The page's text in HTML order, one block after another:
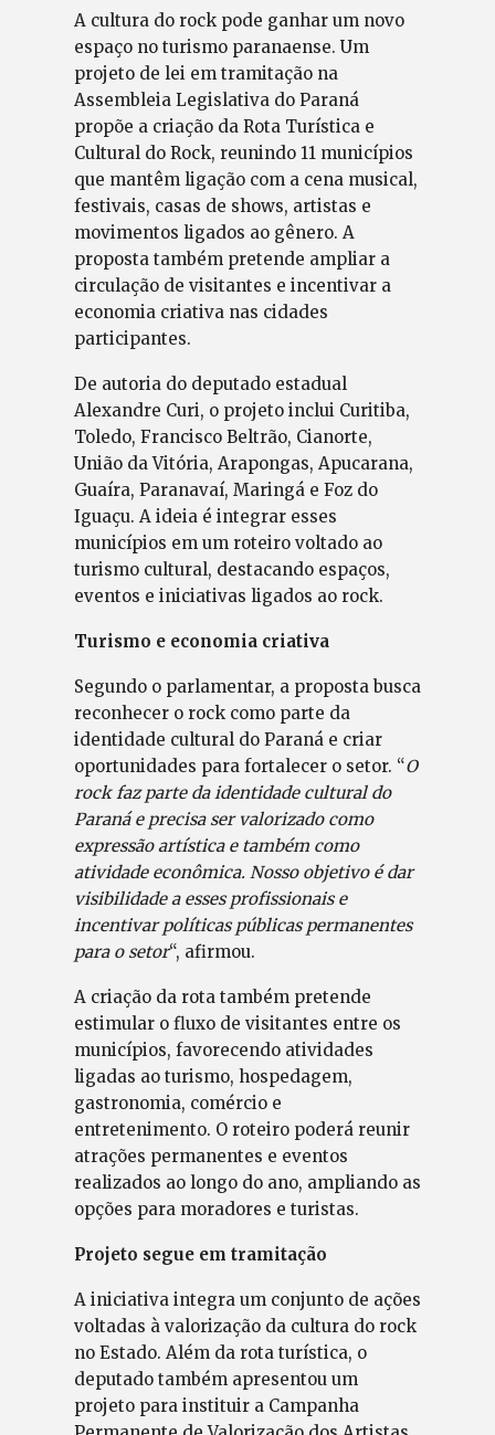
A cultura do rock pode ganhar um novo
espaço no turismo paranaense. Um
projeto de lei em tramitação na
Assembleia Legislativa do Paraná
propõe a criação da Rota Turística e
Cultural do Rock, reunindo 11 municípios
que mantêm ligação com a cena musical,
festivais, casas de shows, artistas e
movimentos ligados ao gênero. A
proposta também pretende ampliar a
circulação de visitantes e incentivar a
economia criativa nas cidades
participantes.
De autoria do deputado estadual
Alexandre Curi, o projeto inclui Curitiba,
Toledo, Francisco Beltrão, Cianorte,
União da Vitória, Arapongas, Apucarana,
Guaíra, Paranavaí, Maringá e Foz do
Iguaçu. A ideia é integrar esses
municípios em um roteiro voltado ao
turismo cultural, destacando espaços,
eventos e iniciativas ligados ao rock.
Turismo e economia criativa
Segundo o parlamentar, a proposta busca
reconhecer o rock como parte da
identidade cultural do Paraná e criar
oportunidades para fortalecer o setor. “O
rock faz parte da identidade cultural do
Paraná e precisa ser valorizado como
expressão artística e também como
atividade econômica. Nosso objetivo é dar
visibilidade a esses profissionais e
incentivar políticas públicas permanentes
para o setor“, afirmou.
A criação da rota também pretende
estimular o fluxo de visitantes entre os
municípios, favorecendo atividades
ligadas ao turismo, hospedagem,
gastronomia, comércio e
entretenimento. O roteiro poderá reunir
atrações permanentes e eventos
realizados ao longo do ano, ampliando as
opções para moradores e turistas.
Projeto segue em tramitação
A iniciativa integra um conjunto de ações
voltadas à valorização da cultura do rock
no Estado. Além da rota turística, o
deputado também apresentou um
projeto para instituir a Campanha